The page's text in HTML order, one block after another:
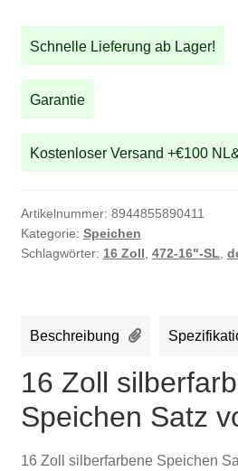
Speichen
Satz
Menge
Schnelle Lieferung ab Lager!
Garantie
Kostenloser Versand +€100
Artikelnummer: 8944855890411
Kategorie: Speichen
Schlagwörter: 16 Zoll 472-16"-SL
Beschreibung
16 Zoll
Speichen Satz
16 Zoll silberfarbene Speichen